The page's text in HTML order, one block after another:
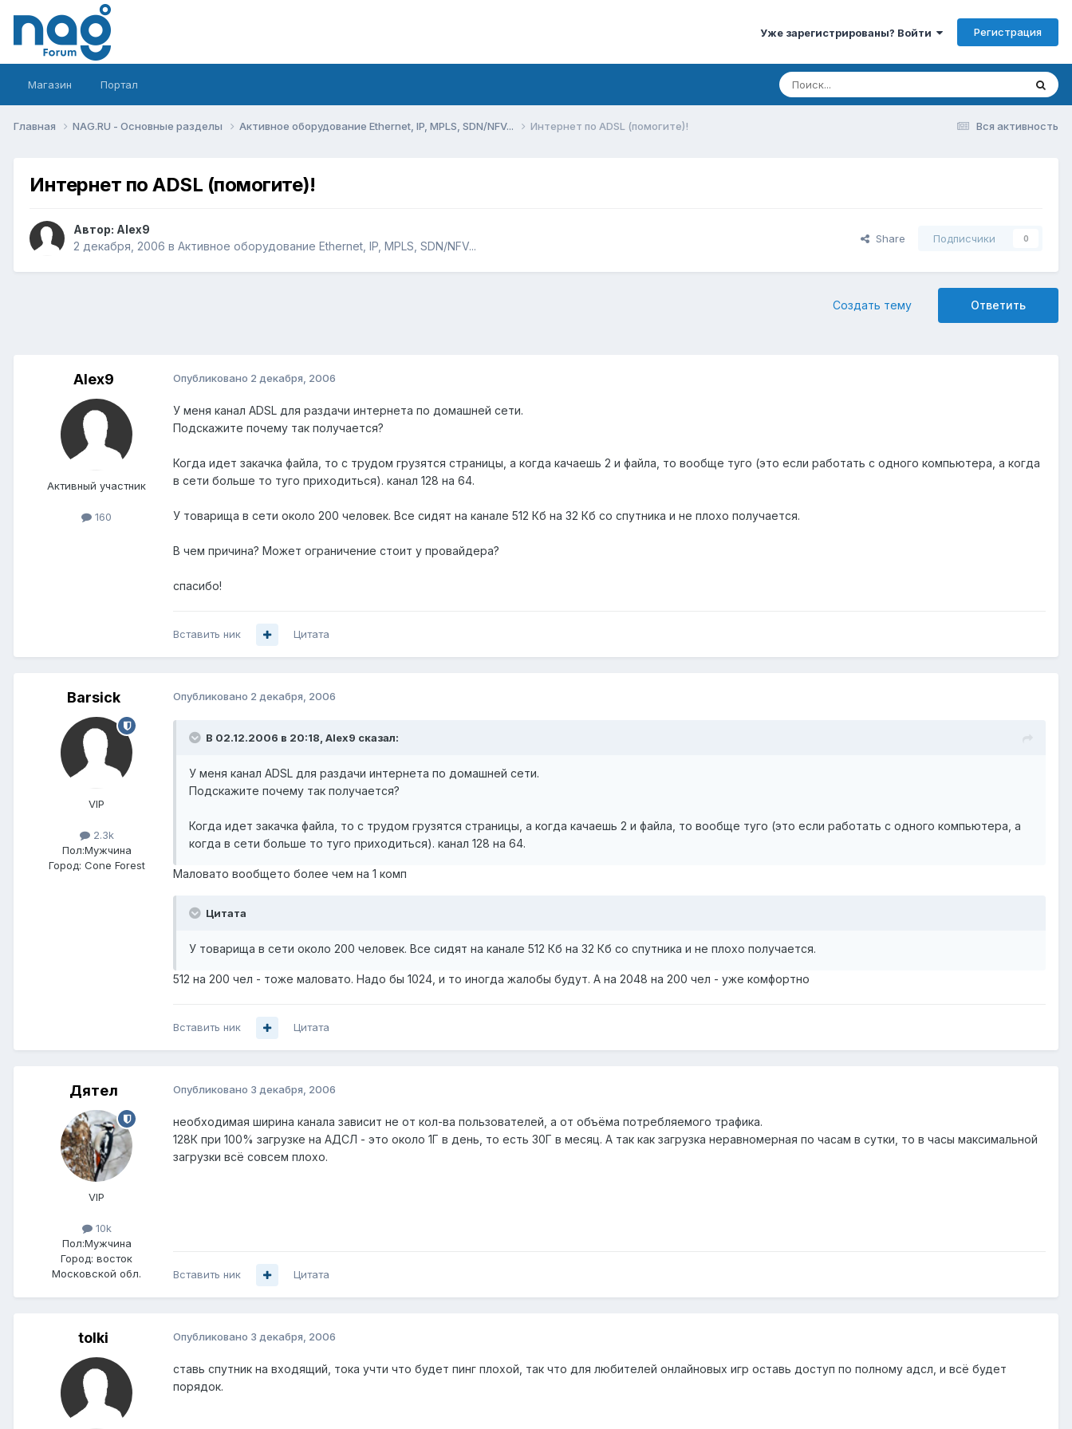
Уже зарегистрированы? Войти Регистрация
Магазин Портал
Вся активность
Главная NAG.RU - Основные разделы Активное оборудование Ethernet, IP, MPLS, SDN/NFV... Интернет по ADSL (помогите)!
Интернет по ADSL (помогите)!
Автор: Alex9
2 декабря, 2006 в Активное оборудование Ethernet, IP, MPLS, SDN/NFV...
Share Подписчики 0
Ответить
Создать тему
Alex9
Активный участник
160
Опубликовано 2 декабря, 2006
У меня канал ADSL для раздачи интернета по домашней сети.
Подскажите почему так получается?
Когда идет закачка файла, то с трудом грузятся страницы, а когда качаешь 2 и файла, то вообще туго (это если работать с одного компьютера, а когда
в сети больше то туго приходиться). канал 128 на 64.
У товарища в сети около 200 человек. Все сидят на канале 512 Кб на 32 Кб со спутника и не плохо получается.
В чем причина? Может ограничение стоит у провайдера?
спасибо!
Вставить ник Цитата
Barsick
VIP
2.3k
Пол:Мужчина
Город: Cone Forest
Опубликовано 2 декабря, 2006
В 02.12.2006 в 20:18, Alex9 сказал:
У меня канал ADSL для раздачи интернета по домашней сети.
Подскажите почему так получается?
Когда идет закачка файла, то с трудом грузятся страницы, а когда качаешь 2 и файла, то вообще туго (это если работать с одного компьютера, а
когда в сети больше то туго приходиться). канал 128 на 64.
Маловато вообщето более чем на 1 комп
Цитата
У товарища в сети около 200 человек. Все сидят на канале 512 Кб на 32 Кб со спутника и не плохо получается.
512 на 200 чел - тоже маловато. Надо бы 1024, и то иногда жалобы будут. А на 2048 на 200 чел - уже комфортно
Вставить ник Цитата
Дятел
VIP
10k
Пол:Мужчина
Город: восток
Московской обл.
Опубликовано 3 декабря, 2006
необходимая ширина канала зависит не от кол-ва пользователей, а от объёма потребляемого трафика.
128К при 100% загрузке на АДСЛ - это около 1Г в день, то есть 30Г в месяц. А так как загрузка неравномерная по часам в сутки, то в часы максимальной
загрузки всё совсем плохо.
Вставить ник Цитата
tolki Опубликовано 3 декабря, 2006
ставь спутник на входящий, тока учти что будет пинг плохой, так что для любителей онлайновых игр оставь доступ по полному адсл, и всё будет
порядок.